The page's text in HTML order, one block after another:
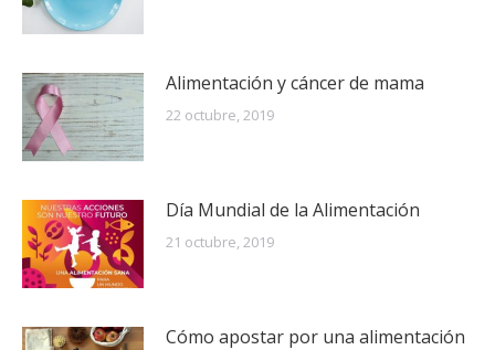
Alimentación y cáncer de mama
22 octubre, 2019
Día Mundial de la Alimentación
21 octubre, 2019
Cómo apostar por una alimentación